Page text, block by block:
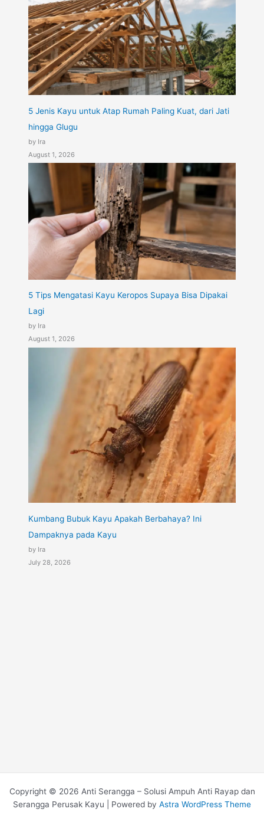
5 Jenis Kayu untuk Atap Rumah Paling Kuat, dari Jati
hingga Glugu
by Ira
August 1, 2026
5 Tips Mengatasi Kayu Keropos Supaya Bisa Dipakai
Lagi
by Ira
August 1, 2026
Kumbang Bubuk Kayu Apakah Berbahaya? Ini
Dampaknya pada Kayu
by Ira
July 28, 2026
Copyright © 2026 Anti Serangga – Solusi Ampuh Anti Rayap dan
Serangga Perusak Kayu | Powered by Astra WordPress Theme